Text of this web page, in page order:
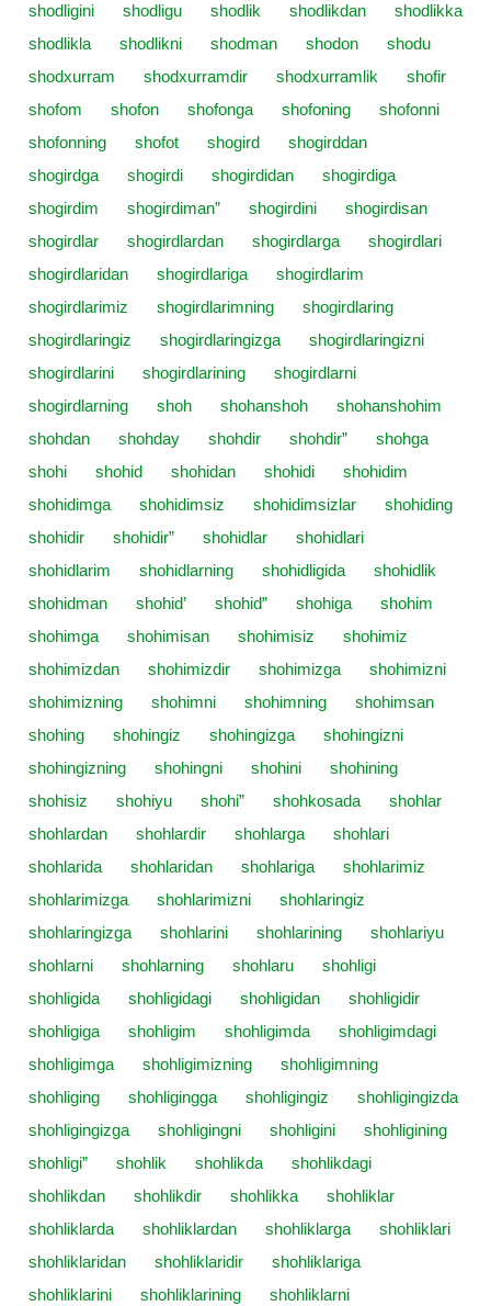
shodligini
shodligu shodlik shodlikdan
shodlikka
shodlikla
shodlikni shodman shodon
shodu
shodxurram
shodxurramdir shodxurramlik
shofir
shofom
shofon shofonga shofoning
shofonni
shofonning
shofot shogird
shogirddan
shogirdga
shogirdi shogirdidan
shogirdiga
shogirdim
shogirdiman” shogirdini
shogirdisan
shogirdlar
shogirdlardan shogirdlarga
shogirdlari
shogirdlaridan
shogirdlariga
shogirdlarim
shogirdlarimiz
shogirdlarimning
shogirdlaring
shogirdlaringiz
shogirdlaringizga
shogirdlaringizni
shogirdlarini
shogirdlarining
shogirdlarni
shogirdlarning
shoh shohanshoh
shohanshohim
shohdan
shohday shohdir shohdir”
shohga
shohi
shohid shohidan shohidi
shohidim
shohidimga
shohidimsiz shohidimsizlar
shohiding
shohidir
shohidir” shohidlar
shohidlari
shohidlarim
shohidlarning shohidligida
shohidlik
shohidman
shohid’ shohid” shohiga
shohim
shohimga
shohimisan shohimisiz
shohimiz
shohimizdan
shohimizdir shohimizga
shohimizni
shohimizning
shohimni shohimning
shohimsan
shohing
shohingiz shohingizga
shohingizni
shohingizning
shohingni shohini
shohining
shohisiz
shohiyu shohi” shohkosada
shohlar
shohlardan
shohlardir shohlarga
shohlari
shohlarida
shohlaridan shohlariga
shohlarimiz
shohlarimizga
shohlarimizni
shohlaringiz
shohlaringizga
shohlarini shohlarining
shohlariyu
shohlarni
shohlarning shohlaru
shohligi
shohligida
shohligidagi shohligidan
shohligidir
shohligiga
shohligim shohligimda
shohligimdagi
shohligimga
shohligimizning
shohligimning
shohliging
shohligingga shohligingiz
shohligingizda
shohligingizga
shohligingni shohligini
shohligining
shohligi”
shohlik shohlikda
shohlikdagi
shohlikdan
shohlikdir shohlikka
shohliklar
shohliklarda
shohliklardan shohliklarga
shohliklari
shohliklaridan
shohliklaridir
shohliklariga
shohliklarini
shohliklarining shohliklarni